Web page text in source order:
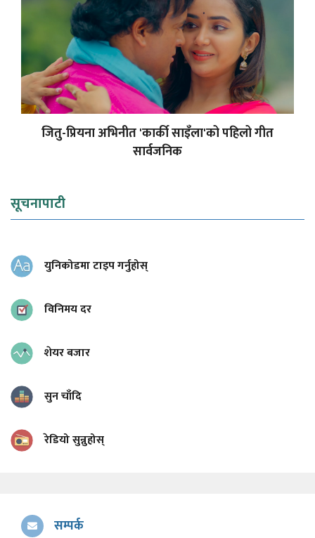
जितु-प्रियना अभिनीत 'कार्की साइँला'को पहिलो गीत
सार्वजनिक
सूचनापाटी
युनिकोडमा टाइप गर्नुहोस्
विनिमय दर
शेयर बजार
सुन चाँदि
रेडियो सुन्नुहोस्
सम्पर्क